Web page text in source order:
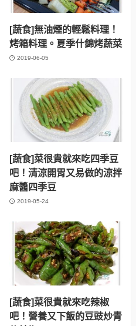
[蔬食]無油煙的輕鬆料理！
烤箱料理。夏季什錦烤蔬菜
2019-06-05
[蔬食]菜很貴就來吃四季豆
吧！清涼開胃又易做的涼拌
麻醬四季豆
2019-05-24
[蔬食]菜很貴就來吃辣椒
吧！營養又下飯的豆豉炒青